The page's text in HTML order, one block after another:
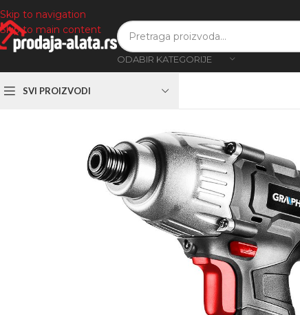
Skip to navigation
Skip to main content
ODABIR KATEGORIJE
SVI PROIZVODI